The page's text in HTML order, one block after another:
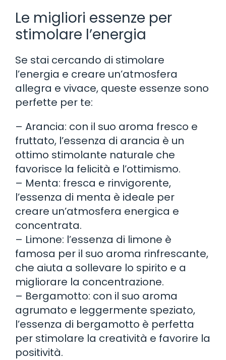
Le migliori essenze per
stimolare l’energia
Se stai cercando di stimolare
l’energia e creare un’atmosfera
allegra e vivace, queste essenze sono
perfette per te:
– Arancia: con il suo aroma fresco e
fruttato, l’essenza di arancia è un
ottimo stimolante naturale che
favorisce la felicità e l’ottimismo.
– Menta: fresca e rinvigorente,
l’essenza di menta è ideale per
creare un’atmosfera energica e
concentrata.
– Limone: l’essenza di limone è
famosa per il suo aroma rinfrescante,
che aiuta a sollevare lo spirito e a
migliorare la concentrazione.
– Bergamotto: con il suo aroma
agrumato e leggermente speziato,
l’essenza di bergamotto è perfetta
per stimolare la creatività e favorire la
positività.